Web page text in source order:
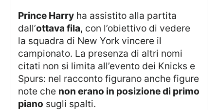
Prince Harry ha assistito alla partita
dall’ottava fila, con l’obiettivo di vedere
la squadra di New York vincere il
campionato. La presenza di altri nomi
citati non si limita all’evento dei Knicks e
Spurs: nel racconto figurano anche figure
note che non erano in posizione di primo
piano sugli spalti.